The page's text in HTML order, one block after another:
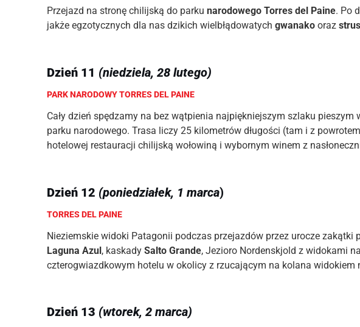
Przejazd na stronę chilijską do parkunarodowego Torres del Paine. Po
jakże egzotycznych dla nas dzikich wielbłądowatychgwanako oraz
Dzień 11 (niedziela, 28 lutego)
PARK NARODOWY TORRES DEL PAINE
Cały dzień spędzamy na bez wątpienia najpiękniejszym szlaku
parku narodowego. Trasa liczy 25 kilometrów długości (tam i z
hotelowej restauracji chilijską wołowiną i wybornym winem z
Dzień 12 (poniedziałek, 1 marca)
TORRES DEL PAINE
Nieziemskie widoki Patagonii podczas przejazdów przez urocze zakątki
Laguna Azul, kaskadySalto Grande, Jezioro Nordenskjold z widokami
czterogwiazdkowym hotelu w okolicy z rzucającym na kolana widokiem
Dzień 13 (wtorek, 2 marca)